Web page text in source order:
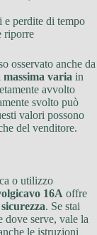
e perdite di tempo
riporre
osservato anche da
massima varia in
avvolto
svolto può
valori possono
del venditore.
o utilizzo
16A offre
. Se stai
dove serve, vale la
le istruzioni